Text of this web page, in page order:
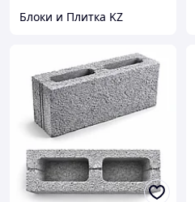
Блоки и Плитка KZ